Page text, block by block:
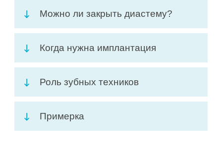
Можно ли закрыть диастему?
Когда нужна имплантация
Роль зубных техников
Примерка